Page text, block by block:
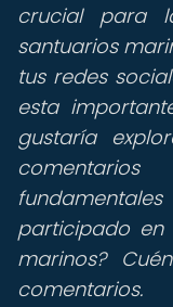
crucial para
santuarios
tus redes
esta
gustaría
participado en
marinos?
comentarios.